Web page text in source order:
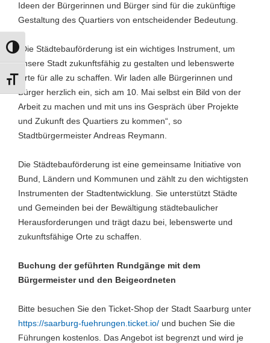
Umschalten auf hohe Kontraste
Schrift vergrößern
Ideen der Bürgerinnen und Bürger sind für die zukünftige
Gestaltung des Quartiers von entscheidender Bedeutung.
„Die Städtebauförderung ist ein wichtiges Instrument, um
unsere Stadt zukunftsfähig zu gestalten und lebenswerte
Orte für alle zu schaffen. Wir laden alle Bürgerinnen und
Bürger herzlich ein, sich am 10. Mai selbst ein Bild von der
Arbeit zu machen und mit uns ins Gespräch über Projekte
und Zukunft des Quartiers zu kommen“, so
Stadtbürgermeister Andreas Reymann.
Die Städtebauförderung ist eine gemeinsame Initiative von
Bund, Ländern und Kommunen und zählt zu den wichtigsten
Instrumenten der Stadtentwicklung. Sie unterstützt Städte
und Gemeinden bei der Bewältigung städtebaulicher
Herausforderungen und trägt dazu bei, lebenswerte und
zukunftsfähige Orte zu schaffen.
Buchung der geführten Rundgänge mit dem
Bürgermeister und den Beigeordneten
Bitte besuchen Sie den Ticket-Shop der Stadt Saarburg unter
https://saarburg-fuehrungen.ticket.io/ und buchen Sie die
Führungen kostenlos. Das Angebot ist begrenzt und wird je